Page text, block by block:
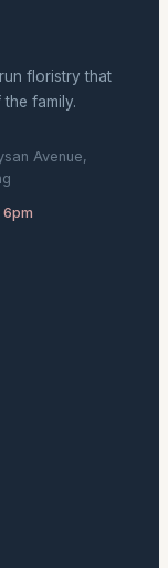
floristry that
family.
Avenue,
6pm